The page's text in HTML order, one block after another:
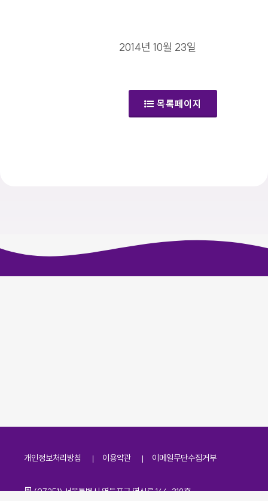
2014년 10월 23일
목록페이지
개인정보처리방침 이용약관 이메일무단수집거부
주소
(07251) 서울특별시 영등포구 영신로 166, 319호